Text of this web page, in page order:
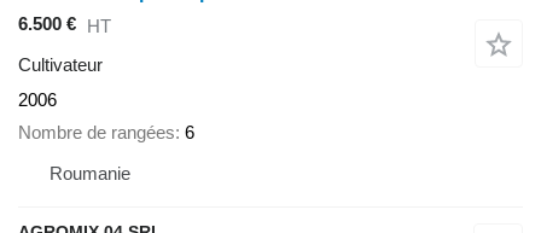
6.500 € HT
Cultivateur
2006
Nombre de rangées 6
Roumanie